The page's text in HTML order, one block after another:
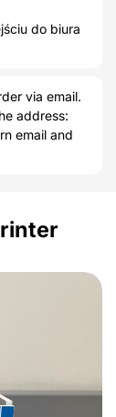
do biura
via email.
address:
email and